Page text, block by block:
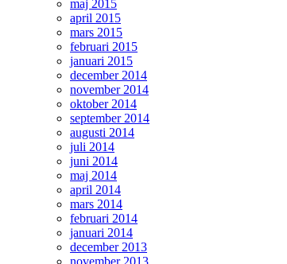
maj 2015
april 2015
mars 2015
februari 2015
januari 2015
december 2014
november 2014
oktober 2014
september 2014
augusti 2014
juli 2014
juni 2014
maj 2014
april 2014
mars 2014
februari 2014
januari 2014
december 2013
november 2013